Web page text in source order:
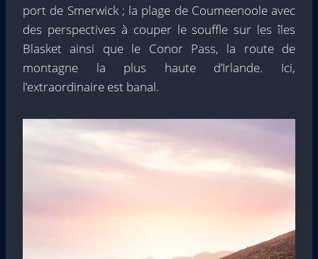
port de Smerwick ; la plage de Coumeenoole avec
des perspectives à couper le souffle sur les îles
Blasket ainsi que le Conor Pass, la route de
montagne la plus haute d’Irlande. Ici,
l’extraordinaire est banal.